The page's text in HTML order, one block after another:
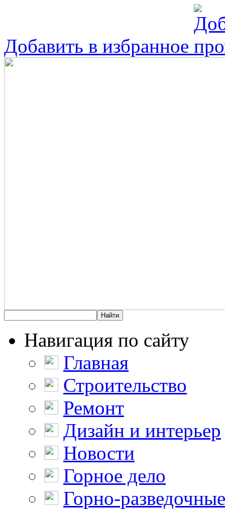
Добавить в избранное
Навигация по сайту
Главная
Строительство
Ремонт
Дизайн и интерьер
Новости
Горное дело
Горно-